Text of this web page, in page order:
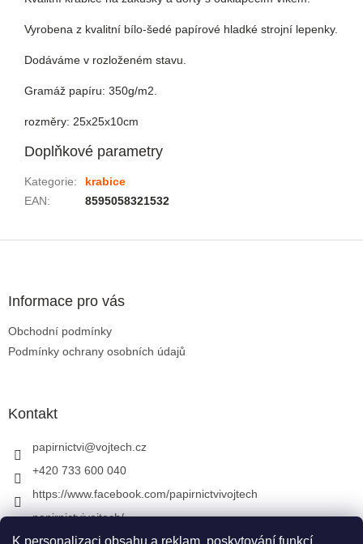
K personalizaci obsahu a reklam, poskytování funkcí
Vyrobena z kvalitní bílo-šedé papírové hladké strojní lepenky.
Dodáváme v rozloženém stavu.
Gramáž papíru: 350g/m2.
rozměry: 25x25x10cm
Doplňkové parametry
Kategorie:
krabice
EAN: 8595058321532
Informace pro vás
Obchodní podmínky
Podmínky ochrany osobních údajů
Kontakt
papirnictvi@vojtech.cz
+420 733 600 040
https://www.facebook.com/papirnictvivojtech
papirnictvivojtech/
+420 733 600 040